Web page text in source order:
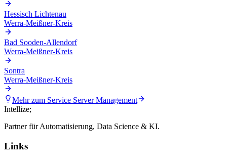
Hessisch Lichtenau
Werra-Meißner-Kreis
Bad Sooden-Allendorf
Werra-Meißner-Kreis
Sontra
Werra-Meißner-Kreis
Mehr zum Service Server Management
Intellize;
Partner für Automatisierung, Data Science & KI.
Links